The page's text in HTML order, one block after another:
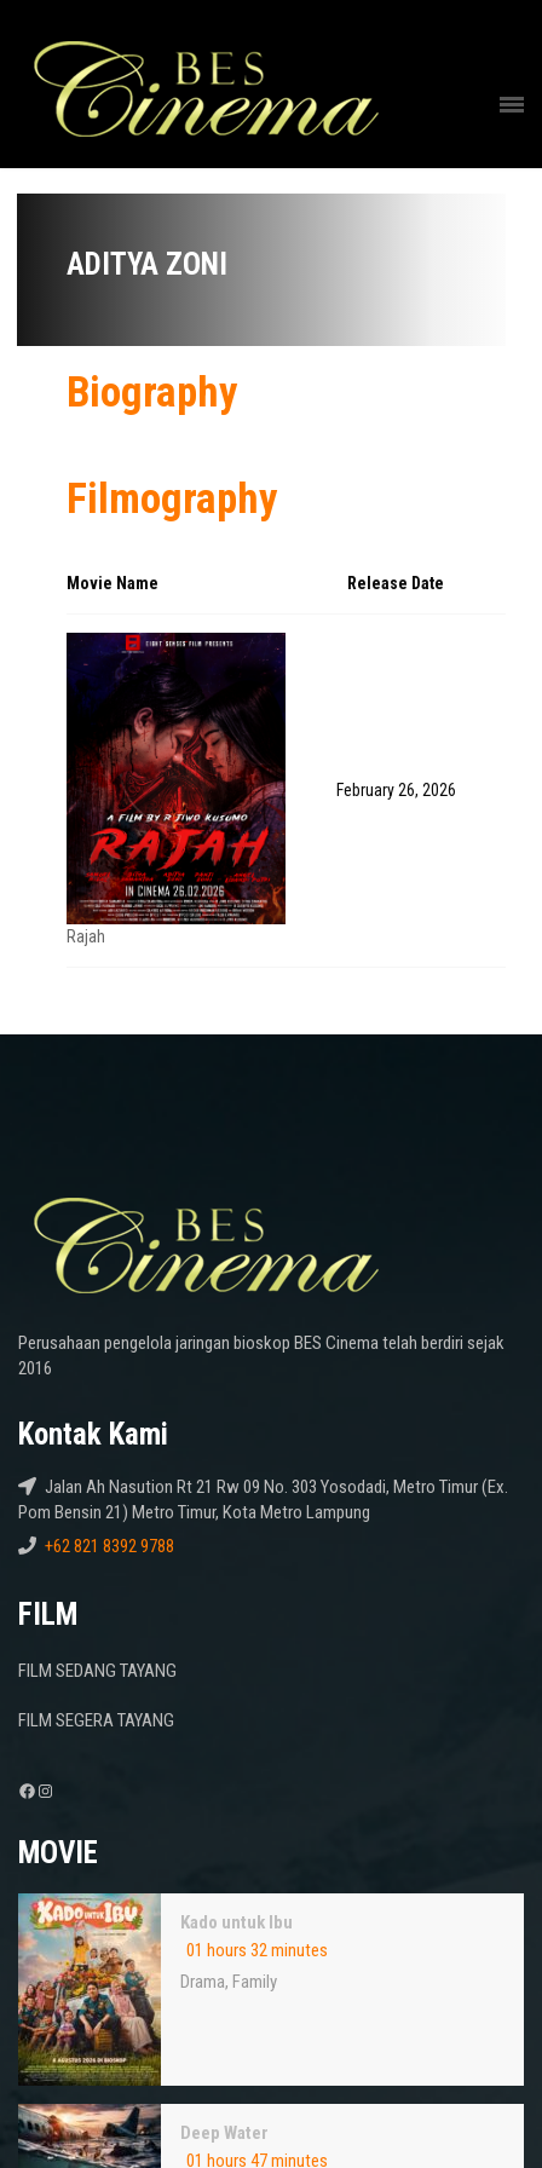
ADITYA ZONI
Biography
Filmography
Movie Name Release Date
Rajah
February 26, 2026
Perusahaan pengelola jaringan bioskop BES Cinema telah berdiri sejak
2016
Kontak Kami
Jalan Ah Nasution Rt 21 Rw 09 No. 303 Yosodadi, Metro Timur (Ex.
Pom Bensin 21) Metro Timur, Kota Metro Lampung
+62 821 8392 9788
FILM
FILM SEDANG TAYANG
FILM SEGERA TAYANG
Facebook
Instagram
MOVIE
Kado untuk Ibu
01 hours 32 minutes
Drama, Family
Deep Water
01 hours 47 minutes